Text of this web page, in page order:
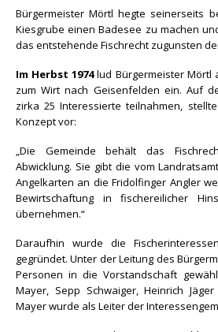
Bürgermeister Mörtl hegte seinerseits
Kiesgrube einen Badesee zu machen
das entstehende Fischrecht zugunsten
Im Herbst 1974lud Bürgermeister Mörtl
zum Wirt nach Geisenfelden ein. Auf
zirka 25 Interessierte teilnahmen,
Konzept vor:
„Die Gemeinde behält das
Abwicklung. Sie gibt die vom
Angelkarten an die Fridolfinger Angler
Bewirtschaftung in fischereilicher
übernehmen.“
Daraufhin wurde die
gegründet. Unter der Leitung des
Personen in die Vorstandschaft
Mayer, Sepp Schwaiger, Heinrich
Mayer wurde als Leiter der